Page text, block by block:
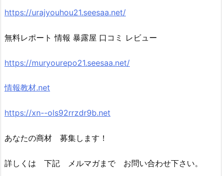
https://urajyouhou21.seesaa.net/
無料レポート 情報 暴露屋 口コミ レビュー
https://muryourepo21.seesaa.net/
情報教材.net
https://xn--ols92rrzdr9b.net
あなたの商材 募集します！
詳しくは 下記 メルマガまで お問い合わせ下さい。